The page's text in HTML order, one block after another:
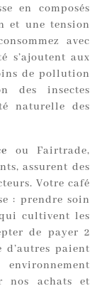
en composés
et une tension
avec
s’ajoutent aux
de pollution
des insectes
naturelle des
ou Fairtrade,
assurent des
Votre café
: prendre soin
cultivent les
de payer 2
paient
nos achats et